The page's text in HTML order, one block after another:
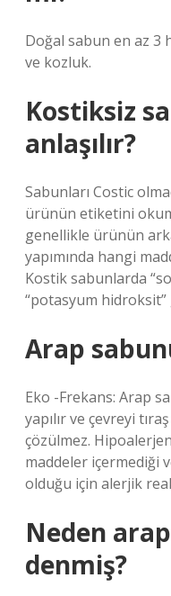
Doğal sabun en az 3
ve kozluk.
Kostiksiz
anlaşılır?
Sabunları Costic
ürünün etiketini
genellikle ürünün
yapımında hangi
Kostik sabunlarda
“potasyum
Arap
Eko -Frekans: Arap
yapılır ve çevreyi
çözülmez.
maddeler içermediği
olduğu için alerjik
Neden
denmiş?